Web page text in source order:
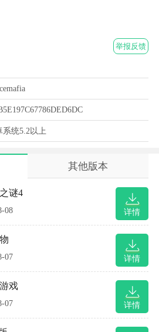
举报反馈
统5.2以上
其他版本
详情
谜4
08
详情
07
详情
戏
07